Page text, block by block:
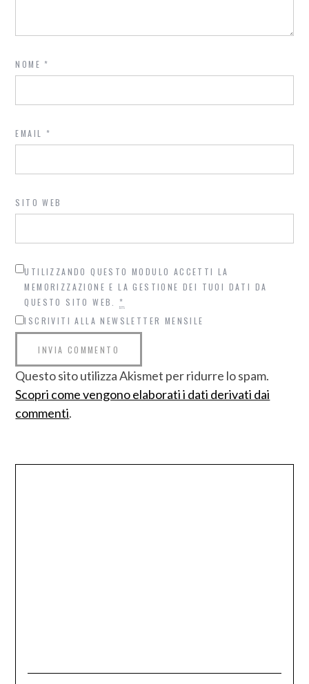
NOME*
EMAIL *
SITO WEB
UTILIZZANDO QUESTO MODULO ACCETTI LA
MEMORIZZAZIONE E LA GESTIONE DEI TUOI DATI DA
QUESTO SITO WEB.*
ISCRIVITI ALLA NEWSLETTER MENSILE
Questo sito utilizza Akismet per ridurre lo spam.
Scopri come vengono elaborati i dati derivati dai
commenti.